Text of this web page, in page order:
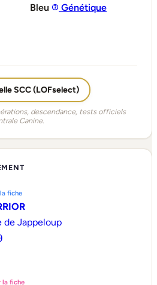
Bleu
Génétique
SCC (LOFselect)
descendance, tests officiels
Canine.
fiche
de Jappeloup
fiche